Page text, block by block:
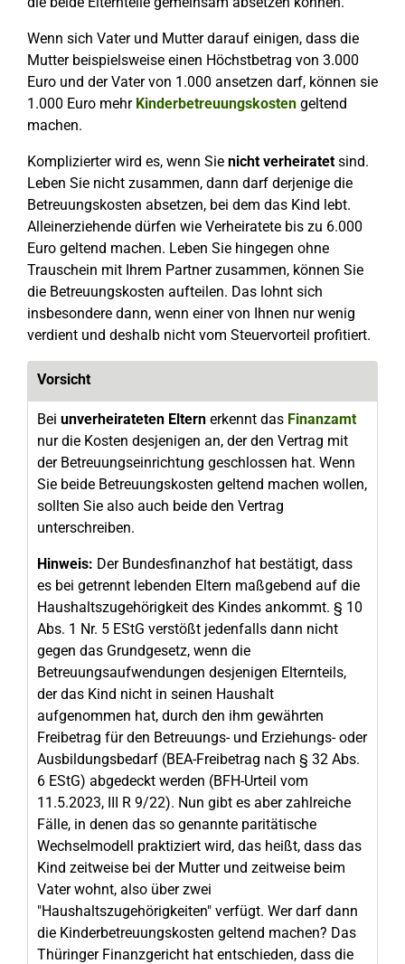
Wenn sich Vater und Mutter darauf einigen, dass die
Mutter beispielsweise einen Höchstbetrag von 3.000
Euro und der Vater von 1.000 ansetzen darf, können sie
1.000 Euro mehr Kinderbetreuungskosten geltend
machen.
Komplizierter wird es, wenn Sie nicht verheiratetsind.
Leben Sie nicht zusammen, dann darf derjenige die
Betreuungskosten absetzen, bei dem das Kind lebt.
Alleinerziehende dürfen wie Verheiratete bis zu 6.000
Euro geltend machen. Leben Sie hingegen ohne
Trauschein mit Ihrem Partner zusammen, können Sie
die Betreuungskosten aufteilen. Das lohnt sich
insbesondere dann, wenn einer von Ihnen nur wenig
verdient und deshalb nicht vom Steuervorteil profitiert.
Vorsicht
Bei unverheirateten Eltern erkennt das Finanzamt
nur die Kosten desjenigen an, der den Vertrag mit
der Betreuungseinrichtung geschlossen hat. Wenn
Sie beide Betreuungskosten geltend machen wollen,
sollten Sie also auch beide den Vertrag
unterschreiben.
Hinweis: Der Bundesfinanzhof hat bestätigt, dass
es bei getrennt lebenden Eltern maßgebend auf die
Haushaltszugehörigkeit des Kindes ankommt. § 10
Abs. 1 Nr. 5 EStG verstößt jedenfalls dann nicht
gegen das Grundgesetz, wenn die
Betreuungsaufwendungen desjenigen Elternteils,
der das Kind nicht in seinen Haushalt
aufgenommen hat, durch den ihm gewährten
Freibetrag für den Betreuungs- und Erziehungs- oder
Ausbildungsbedarf (BEA-Freibetrag nach § 32 Abs.
6 EStG) abgedeckt werden (BFH-Urteil vom
11.5.2023, III R 9/22). Nun gibt es aber zahlreiche
Fälle, in denen das so genannte paritätische
Wechselmodell praktiziert wird, das heißt, dass das
Kind zeitweise bei der Mutter und zeitweise beim
Vater wohnt, also über zwei
"Haushaltszugehörigkeiten" verfügt. Wer darf dann
die Kinderbetreuungskosten geltend machen? Das
Thüringer Finanzgericht hat entschieden, dass die